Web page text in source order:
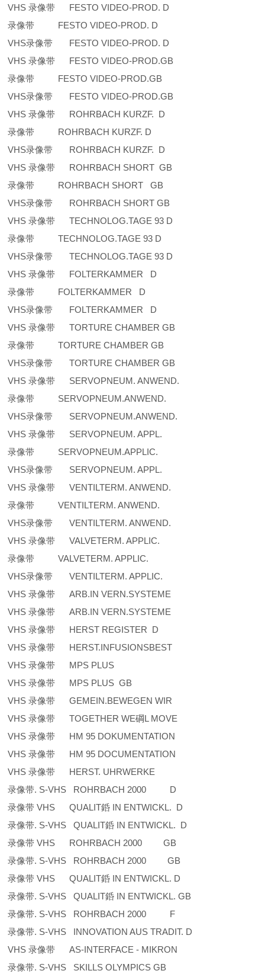
VHS 录像带 FESTO VIDEO-PROD. D
录像带 FESTO VIDEO-PROD. D
VHS录像带 FESTO VIDEO-PROD. D
VHS 录像带 FESTO VIDEO-PROD.GB
录像带 FESTO VIDEO-PROD.GB
VHS录像带 FESTO VIDEO-PROD.GB
VHS 录像带 ROHRBACH KURZF. D
录像带 ROHRBACH KURZF. D
VHS录像带 ROHRBACH KURZF. D
VHS 录像带 ROHRBACH SHORT GB
录像带 ROHRBACH SHORT GB
VHS录像带 ROHRBACH SHORT GB
VHS 录像带 TECHNOLOG.TAGE 93 D
录像带 TECHNOLOG.TAGE 93 D
VHS录像带 TECHNOLOG.TAGE 93 D
VHS 录像带 FOLTERKAMMER D
录像带 FOLTERKAMMER D
VHS录像带 FOLTERKAMMER D
VHS 录像带 TORTURE CHAMBER GB
录像带 TORTURE CHAMBER GB
VHS录像带 TORTURE CHAMBER GB
VHS 录像带 SERVOPNEUM. ANWEND.
录像带 SERVOPNEUM.ANWEND.
VHS录像带 SERVOPNEUM.ANWEND.
VHS 录像带 SERVOPNEUM. APPL.
录像带 SERVOPNEUM.APPLIC.
VHS录像带 SERVOPNEUM. APPL.
VHS 录像带 VENTILTERM. ANWEND.
录像带 VENTILTERM. ANWEND.
VHS录像带 VENTILTERM. ANWEND.
VHS 录像带 VALVETERM. APPLIC.
录像带 VALVETERM. APPLIC.
VHS录像带 VENTILTERM. APPLIC.
VHS 录像带 ARB.IN VERN.SYSTEME
VHS 录像带 ARB.IN VERN.SYSTEME
VHS 录像带 HERST REGISTER D
VHS 录像带 HERST.INFUSIONSBEST
VHS 录像带 MPS PLUS
VHS 录像带 MPS PLUS GB
VHS 录像带 GEMEIN.BEWEGEN WIR
VHS 录像带 TOGETHER WE碙L MOVE
VHS 录像带 HM 95 DOKUMENTATION
VHS 录像带 HM 95 DOCUMENTATION
VHS 录像带 HERST. UHRWERKE
录像带. S-VHS ROHRBACH 2000 D
录像带 VHS QUALIT銽 IN ENTWICKL. D
录像带. S-VHS QUALIT銽 IN ENTWICKL. D
录像带 VHS ROHRBACH 2000 GB
录像带. S-VHS ROHRBACH 2000 GB
录像带 VHS QUALIT銽 IN ENTWICKL. D
录像带. S-VHS QUALIT銽 IN ENTWICKL. GB
录像带. S-VHS ROHRBACH 2000 F
录像带. S-VHS INNOVATION AUS TRADIT. D
VHS 录像带 AS-INTERFACE - MIKRON
录像带. S-VHS SKILLS OLYMPICS GB